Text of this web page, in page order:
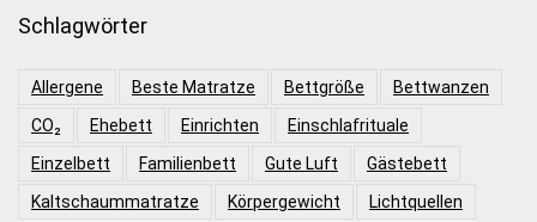
Schlagwörter
Allergene Beste Matratze Bettgröße
Bettwanzen
CO₂
Ehebett Einrichten
Einschlafrituale
Einzelbett
Familienbett Gute Luft
Gästebett
Kaltschaummatratze
Körpergewicht
Lichtquellen